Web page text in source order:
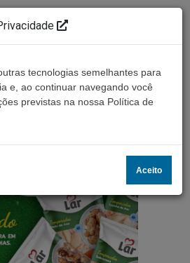
tecnologias semelhantes para
e, ao continuar navegando você
previstas na nossa Política de
Aceito